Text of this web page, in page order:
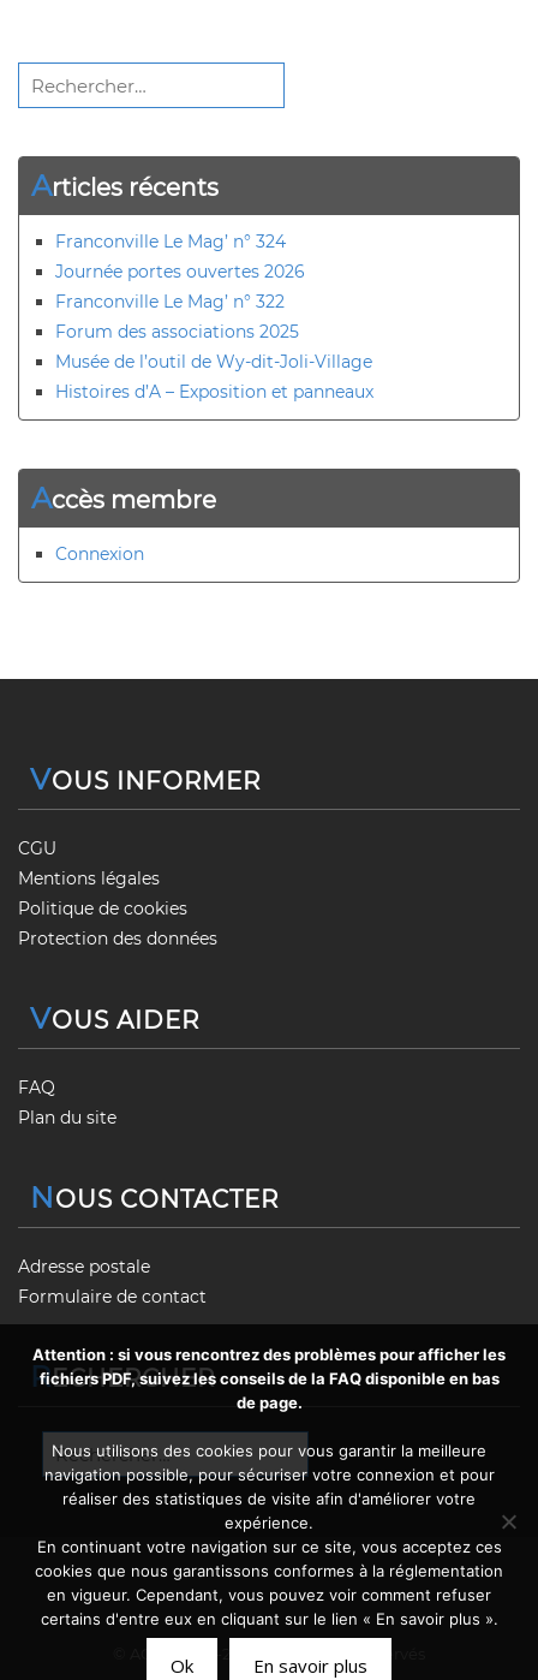
Rechercher :
Articles récents
Franconville Le Mag’ n° 324
Journée portes ouvertes 2026
Franconville Le Mag’ n° 322
Forum des associations 2025
Musée de l’outil de Wy-dit-Joli-Village
Histoires d’A – Exposition et panneaux
Accès membre
Connexion
VOUS INFORMER
CGU
Mentions légales
Politique de cookies
Protection des données
VOUS AIDER
FAQ
Plan du site
NOUS CONTACTER
Adresse postale
Formulaire de contact
RECHERCHER
Rechercher :
Attention : si vous rencontrez des problèmes pour afficher les
fichiers PDF, suivez les conseils de la FAQ disponible en bas
de page.
Nous utilisons des cookies pour vous garantir la meilleure
navigation possible, pour sécuriser votre connexion et pour
réaliser des statistiques de visite afin d'améliorer votre
expérience.
En continuant votre navigation sur ce site, vous acceptez ces
cookies que nous garantissons conformes à la réglementation
en vigueur. Cependant, vous pouvez voir comment refuser
certains d'entre eux en cliquant sur le lien « En savoir plus ».
Ok En savoir plus